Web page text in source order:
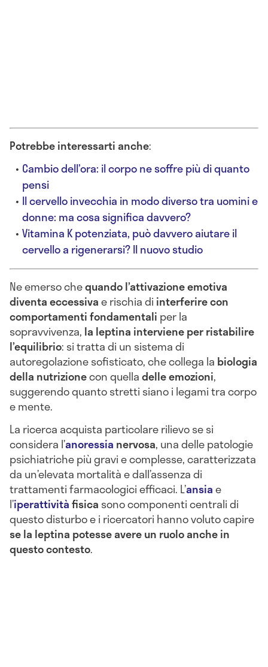
Potrebbe interessarti anche:
Cambio dell’ora: il corpo ne soffre più di quanto
pensi
Il cervello invecchia in modo diverso tra uomini e
donne: ma cosa significa davvero?
Vitamina K potenziata, può davvero aiutare il
cervello a rigenerarsi? Il nuovo studio
Ne emerso chequando l’attivazione emotiva
diventa eccessivae rischia di interferire con
comportamenti fondamentali per la
sopravvivenza, la leptina interviene per ristabilire
l’equilibrio: si tratta di un sistema di
autoregolazione sofisticato, che collega la biologia
della nutrizionecon quelladelle emozioni,
suggerendo quanto stretti siano i legami tra corpo
e mente.
La ricerca acquista particolare rilievo se si
considera l’anoressia nervosa, una delle patologie
psichiatriche più gravi e complesse, caratterizzata
da un’elevata mortalità e dall’assenza di
trattamenti farmacologici efficaci. L’ansiae
l’iperattivitàfisica sono componenti centrali di
questo disturbo e i ricercatori hanno voluto capire
se la leptina potesse avere un ruolo anche in
questo contesto.